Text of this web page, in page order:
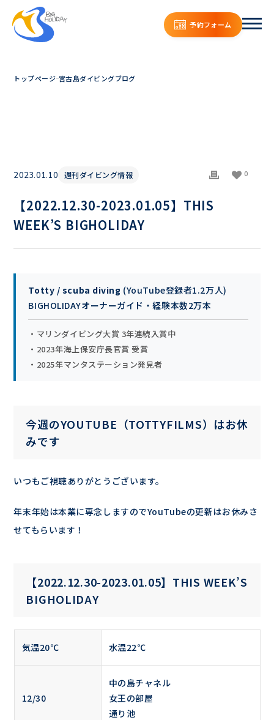
予約フォーム
トップページ 宮古島ダイビングブログ
2023.01.10 週刊ダイビング情報 0
【2022.12.30-2023.01.05】THIS
WEEK’S BIGHOLIDAY
Totty / scuba diving (YouTube登録者1.2万人)
BIGHOLIDAYオーナーガイド・経験本数2万本
・マリンダイビング大賞 3年連続入賞中
・2023年海上保安庁長官賞 受賞
・2025年マンタステーション発見者
今週のYOUTUBE（TOTTYFILMS）はお休
みです
いつもご視聴ありがとうございます。
年末年始は本業に専念しますのでYouTubeの更新はお休みさ
せてもらいます！
【2022.12.30-2023.01.05】THIS WEEK’S
BIGHOLIDAY
気温20℃ 水温22℃
12/30
中の島チャネル
女王の部屋
通り池